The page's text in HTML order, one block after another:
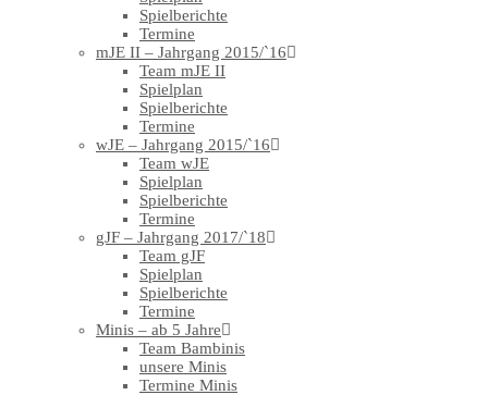
Spielberichte
Termine
mJE II – Jahrgang 2015/`16
Team mJE II
Spielplan
Spielberichte
Termine
wJE – Jahrgang 2015/`16
Team wJE
Spielplan
Spielberichte
Termine
gJF – Jahrgang 2017/`18
Team gJF
Spielplan
Spielberichte
Termine
Minis – ab 5 Jahre
Team Bambinis
unsere Minis
Termine Minis